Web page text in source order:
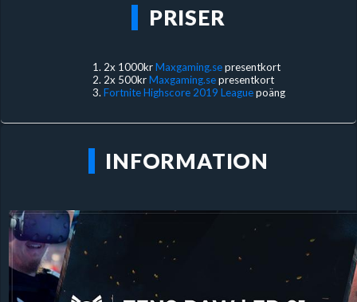
PRISER
2x 1000krMaxgaming.sepresentkort
2x 500krMaxgaming.sepresentkort
Fortnite Highscore 2019 Leaguepoäng
INFORMATION